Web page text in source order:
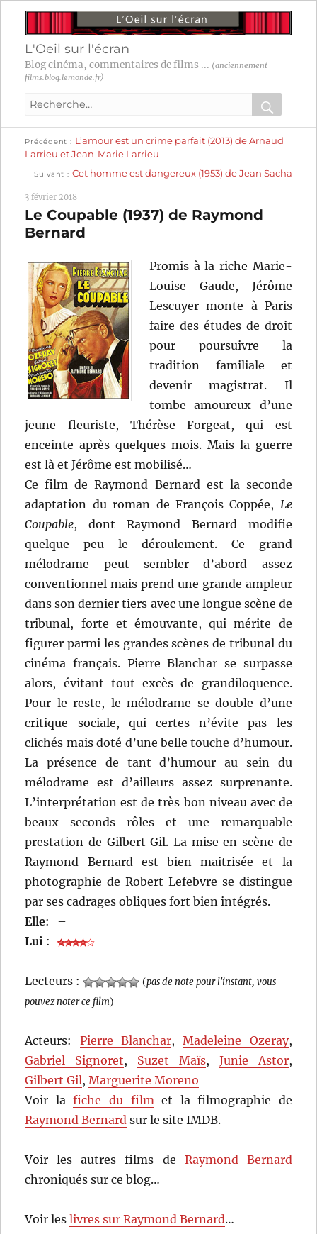
L'Oeil sur l'écran
Blog cinéma, commentaires de films ... (anciennement
films.blog.lemonde.fr)
Recherche
:
OK
Navigation
de
l’article
Précédent
précédente :
L’amour est un crime parfait (2013) de Arnaud
Larrieu et Jean-Marie Larrieu
Suivant
suivante :
Cet homme est dangereux (1953) de Jean Sacha
3 février 2018
Le Coupable (1937) de Raymond
Bernard
Promis à la riche Marie-
Louise Gaude, Jérôme
Lescuyer monte à Paris
faire des études de droit
pour poursuivre la
tradition familiale et
devenir magistrat. Il
tombe amoureux d’une
jeune fleuriste, Thérèse Forgeat, qui est
enceinte après quelques mois. Mais la guerre
est là et Jérôme est mobilisé…
Ce film de Raymond Bernard est la seconde
adaptation du roman de François Coppée, Le
Coupable, dont Raymond Bernard modifie
quelque peu le déroulement. Ce grand
mélodrame peut sembler d’abord assez
conventionnel mais prend une grande ampleur
dans son dernier tiers avec une longue scène de
tribunal, forte et émouvante, qui mérite de
figurer parmi les grandes scènes de tribunal du
cinéma français. Pierre Blanchar se surpasse
alors, évitant tout excès de grandiloquence.
Pour le reste, le mélodrame se double d’une
critique sociale, qui certes n’évite pas les
clichés mais doté d’une belle touche d’humour.
La présence de tant d’humour au sein du
mélodrame est d’ailleurs assez surprenante.
L’interprétation est de très bon niveau avec de
beaux seconds rôles et une remarquable
prestation de Gilbert Gil. La mise en scène de
Raymond Bernard est bien maitrisée et la
photographie de Robert Lefebvre se distingue
par ses cadrages obliques fort bien intégrés.
Elle:
–
Lui :
Lecteurs : (pas de note pour l'instant, vous
pouvez noter ce film)
Acteurs: Pierre Blanchar,Madeleine Ozeray,
Gabriel Signoret, Suzet Maïs, Junie Astor,
Gilbert Gil,Marguerite Moreno
Voir lafiche du filmet la filmographie de
Raymond Bernard sur le site IMDB.
Voir les autres films de Raymond Bernard
chroniqués sur ce blog…
Voir leslivres sur Raymond Bernard…